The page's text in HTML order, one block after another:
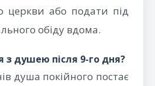
церкви або подати під
обіду вдома.
з душею після 9-го дня?
душа покійного постає